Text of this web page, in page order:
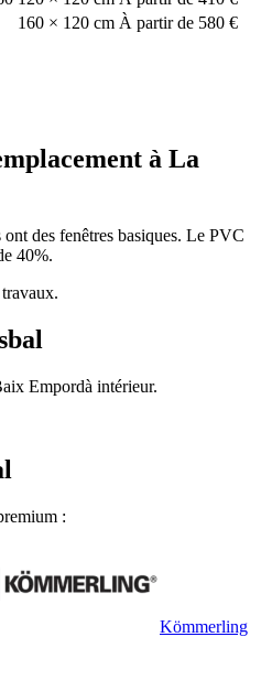
160 × 120 cm À partir de 580 €
à La
des fenêtres basiques. Le PVC
40%.
Empordà intérieur.
:
Kömmerling